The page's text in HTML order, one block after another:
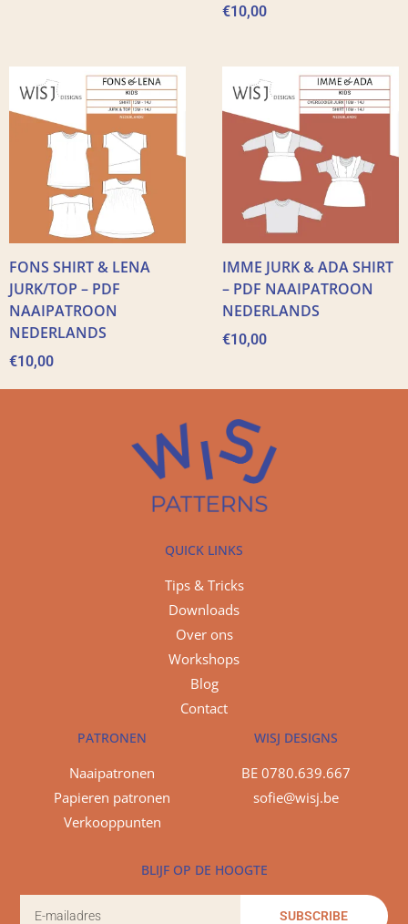
€10,00
FONS SHIRT & LENA
JURK/TOP – PDF
NAAIPATROON
NEDERLANDS
€10,00
IMME JURK & ADA SHIRT
– PDF NAAIPATROON
NEDERLANDS
€10,00
QUICK LINKS
Tips & Tricks
Downloads
Over ons
Workshops
Blog
Contact
PATRONEN
Naaipatronen
Papieren patronen
Verkooppunten
WISJ DESIGNS
BE 0780.639.667
sofie@wisj.be
BLIJF OP DE HOOGTE
SUBSCRIBE